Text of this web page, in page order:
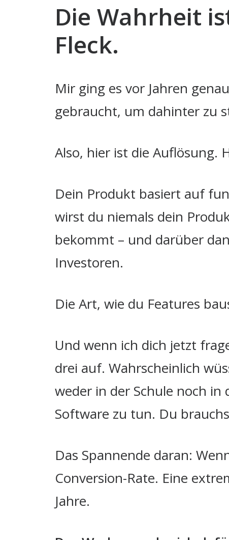
Die Wahrheit
Fleck.
Mir ging es vor Jahren
gebraucht, um dahinter zu
Also, hier ist die Auflösung.
Dein Produkt basiert auf
wirst du niemals dein
bekommt – und darüber
Investoren.
Die Art, wie du Features
Und wenn ich dich jetzt
drei auf. Wahrscheinlich
weder in der Schule noch
Software zu tun. Du
Das Spannende daran:
Conversion-Rate. Eine
Jahre.